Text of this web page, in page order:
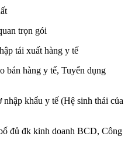
trọn gói
tái xuất hàng y tế
bán hàng y tế, Tuyển dụng
khẩu y tế (Hệ sinh thái của
đủ đk kinh doanh BCD, Công